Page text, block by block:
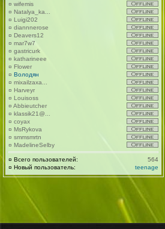
¤ wifemis
¤ Natalya_ka...
¤ Luigi202
¤ diannnerose
¤ Deavers12
¤ mar7w7
¤ gastricurk
¤ katharineee
¤ Flower
¤ Володян
¤ mixailzaxa...
¤ Harveyr
¤ Louisoss
¤ Abbieutcher
¤ klassik21@...
¤ coyax
¤ MsRykova
¤ smmsmrtn
¤ MadelineSelby
¤ Всего пользователей:
564
¤ Новый пользователь: teenage